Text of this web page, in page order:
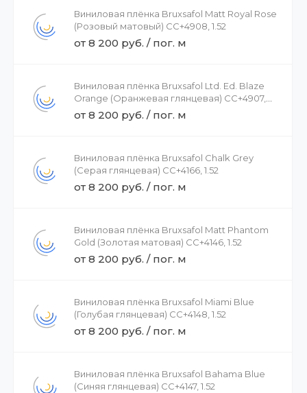
Виниловая плёнка Bruxsafol Matt Royal Rose
(Розовый матовый) CC+4908, 1.52
от 8 200 руб. / пог. м
Виниловая плёнка Bruxsafol Ltd. Ed. Blaze
Orange (Оранжевая глянцевая) CC+4907,
от 8 200 руб. / пог. м
Виниловая плёнка Bruxsafol Chalk Grey
(Серая глянцевая) CC+4166, 1.52
от 8 200 руб. / пог. м
Виниловая плёнка Bruxsafol Matt Phantom
Gold (Золотая матовая) CC+4146, 1.52
от 8 200 руб. / пог. м
Виниловая плёнка Bruxsafol Miami Blue
(Голубая глянцевая) CC+4148, 1.52
от 8 200 руб. / пог. м
Виниловая плёнка Bruxsafol Bahama Blue
(Синяя глянцевая) CC+4147, 1.52